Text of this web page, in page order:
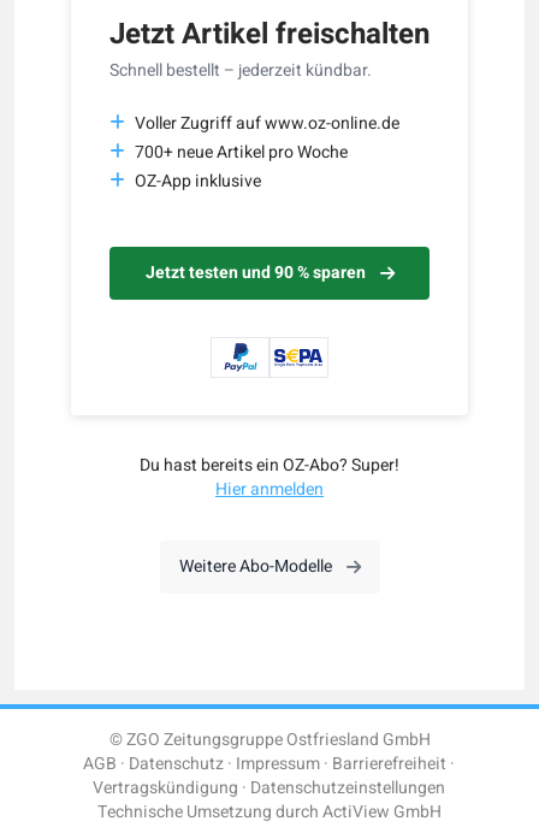
Jetzt Artikel freischalten
Schnell bestellt – jederzeit kündbar.
Voller Zugriff auf www.oz-online.de
700+ neue Artikel pro Woche
OZ-App inklusive
Jetzt testen und 90 % sparen
Du hast bereits ein OZ-Abo? Super!
Hier anmelden
Weitere Abo-Modelle
© ZGO Zeitungsgruppe Ostfriesland GmbH
AGB Datenschutz Impressum Barrierefreiheit
Vertragskündigung Datenschutzeinstellungen
Technische Umsetzung durchActiView GmbH